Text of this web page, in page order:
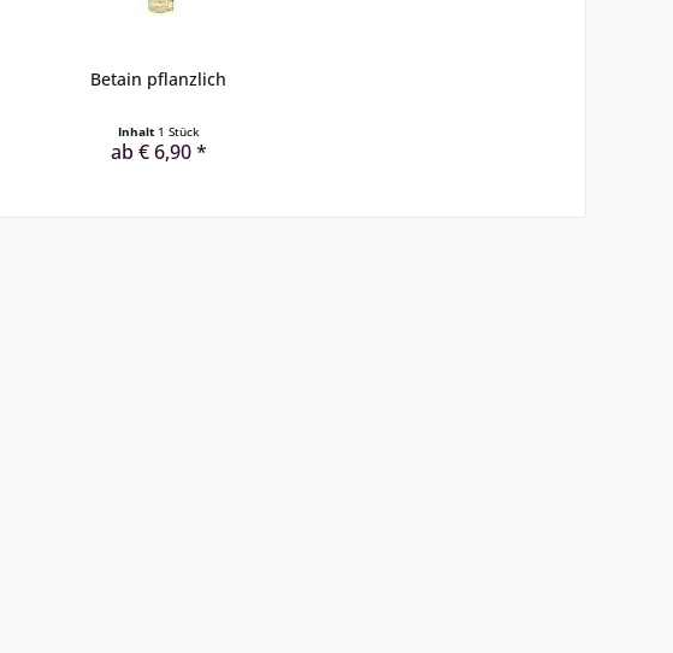
Betain pflanzlich
Inhalt 1 Stück
ab € 6,90 *